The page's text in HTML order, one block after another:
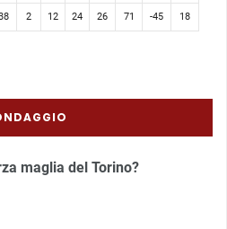
2 12 24 26 71 -45 18
maglia del Torino?